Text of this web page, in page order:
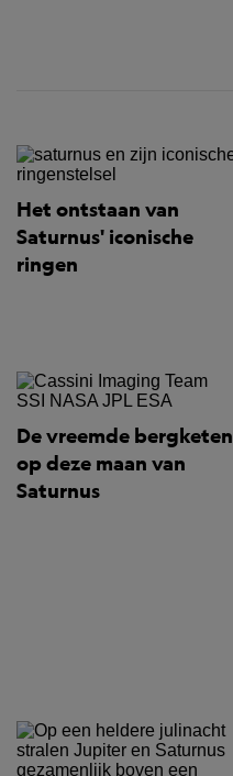
Het ontstaan van
Saturnus' iconische
ringen
De vreemde bergketen
op deze maan van
Saturnus